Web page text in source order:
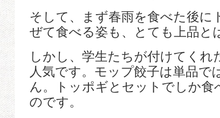
そして、まず春雨を食べた後に
ぜて食べる姿も、とても上品と
しかし、学生たちが付けてくれ
人気です。モップ餃子は単品で
ん。トッポギとセットでしか食
のです。